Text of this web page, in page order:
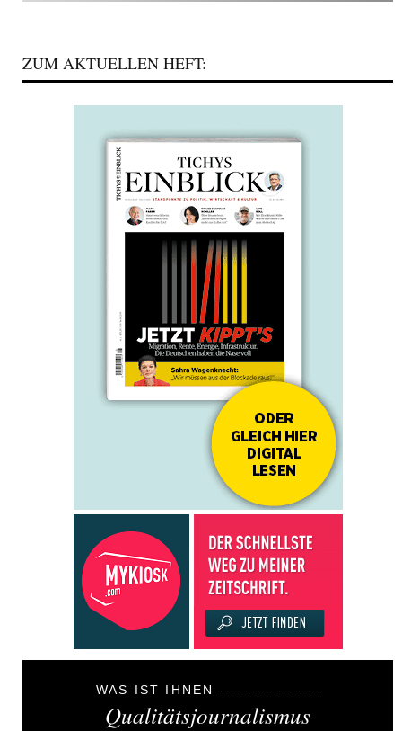
ZUM AKTUELLEN HEFT:
WAS IST IHNEN
Qualitätsjournalismus